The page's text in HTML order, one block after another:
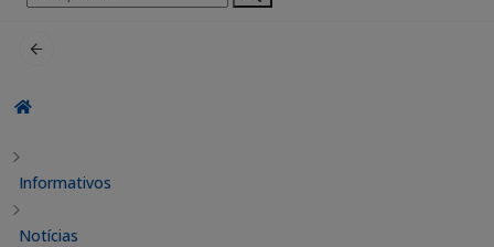
por:
Informativos
Notícias